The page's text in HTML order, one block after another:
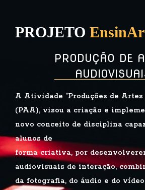
PROJETO
PRODUÇÃO DE
A Atividade “Produções de
(PAA), visou a criação e
novo conceito de disciplina
alunos de
forma criativa, por
audiovisuais de interação,
da fotografia, do áudio e do